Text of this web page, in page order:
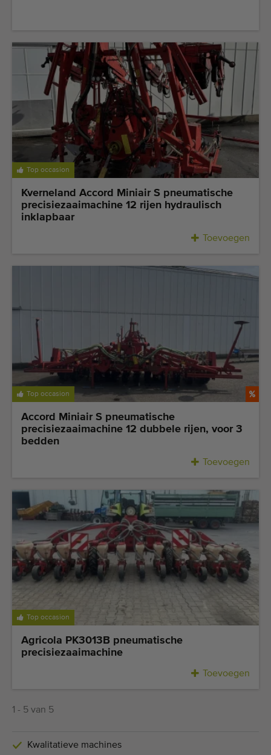
Top occasion
Kverneland Accord Miniair S pneumatische
precisiezaaimachine 12 rijen hydraulisch
inklapbaar
Toevoegen
Top occasion
Accord Miniair S pneumatische
precisiezaaimachine 12 dubbele rijen, voor 3
bedden
Toevoegen
Top occasion
Agricola PK3013B pneumatische
precisiezaaimachine
Toevoegen
1 - 5 van 5
Kwalitatieve machines